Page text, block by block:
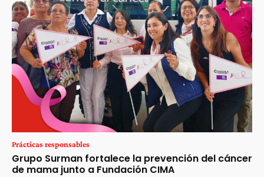
Prácticas responsables
Grupo Surman fortalece la prevención del cáncer
de mama junto a Fundación CIMA